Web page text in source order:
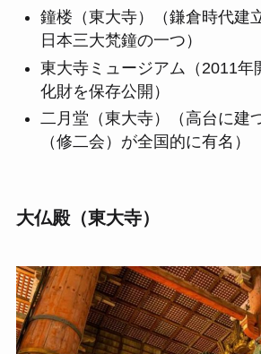
鐘楼（東大寺）（鎌倉時代建
日本三大梵鐘の一つ）
東大寺ミュージアム（2011年
化財を保存公開）
二月堂（東大寺）（高台に建
（修二会）が全国的に有名）
大仏殿（東大寺）